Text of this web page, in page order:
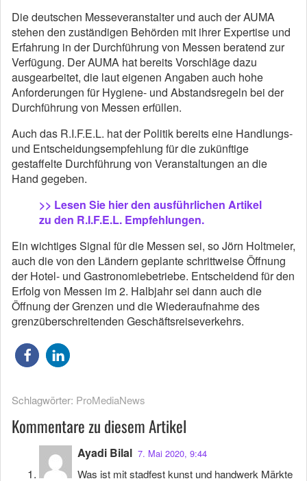
Die deutschen Messeveranstalter und auch der AUMA
stehen den zuständigen Behörden mit ihrer Expertise und
Erfahrung in der Durchführung von Messen beratend zur
Verfügung. Der AUMA hat bereits Vorschläge dazu
ausgearbeitet, die laut eigenen Angaben auch hohe
Anforderungen für Hygiene- und Abstandsregeln bei der
Durchführung von Messen erfüllen.
Auch das R.I.F.E.L. hat der Politik bereits eine Handlungs-
und Entscheidungsempfehlung für die zukünftige
gestaffelte Durchführung von Veranstaltungen an die
Hand gegeben.
>> Lesen Sie hier den ausführlichen Artikel
zu den R.I.F.E.L. Empfehlungen.
Ein wichtiges Signal für die Messen sei, so Jörn Holtmeier,
auch die von den Ländern geplante schrittweise Öffnung
der Hotel- und Gastronomiebetriebe. Entscheidend für den
Erfolg von Messen im 2. Halbjahr sei dann auch die
Öffnung der Grenzen und die Wiederaufnahme des
grenzüberschreitenden Geschäftsreiseverkehrs.
Schlagwörter: ProMediaNews
Kommentare zu diesem Artikel
Ayadi Bilal 7. Mai 2020, 9:44
Was ist mit stadfest kunst und handwerk Märkte